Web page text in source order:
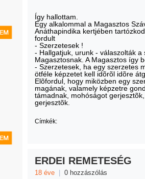
Így hallottam.
Egy alkalommal a Magasztos
Anáthapindika kertjében
fordult
- Szerzetesek !
- Hallgatjuk, urunk - válaszolták
Magasztosnak. A Magasztos így
- Szerzetesek, ha egy szerzetes
ötféle képzetet kell idõrõl idõre
Elõfordul, hogy miközben egy
magának, valamely képzetre
támadnak, mohóságot
gerjesztõk.
Címkék:
ERDEI REMETESÉG
18 éve 0 hozzászólás